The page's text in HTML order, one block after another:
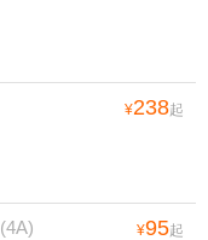
¥238起
(4A) ¥95起